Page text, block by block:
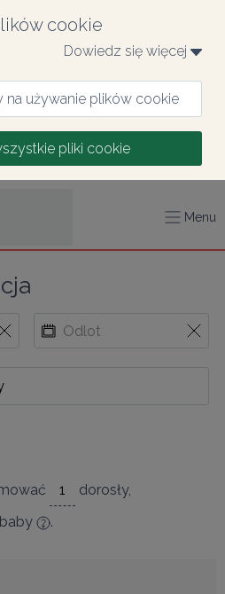
cookie
Dowiedz się więcej
na używanie plików cookie
pliki cookie
Menu
dorosły,
baby .